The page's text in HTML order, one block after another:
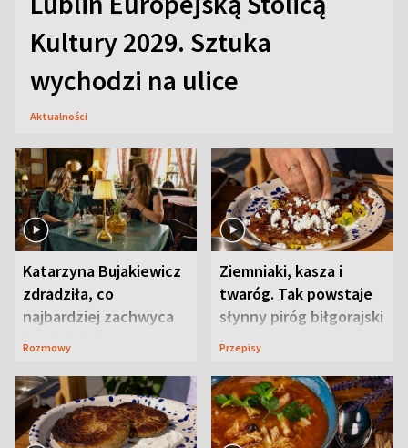
Kultury 2029. Sztuka
wychodzi na ulice
Aktualności
Katarzyna Bujakiewicz
zdradziła, co
najbardziej zachwyca
ją w Lublinie
Rozmowy
Ziemniaki, kasza i
twaróg. Tak powstaje
słynny piróg biłgorajski
Przepisy